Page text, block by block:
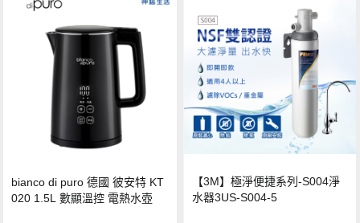
bianco di puro 德國 彼安特 KT
020 1.5L 數顯溫控 電熱水壺
【3M】極淨便捷系列-S004淨
水器3US-S004-5